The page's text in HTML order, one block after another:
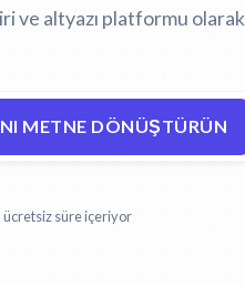
ve altyazı platformu olarak
METNE DÖNÜŞTÜRÜN
ücretsiz süre içeriyor